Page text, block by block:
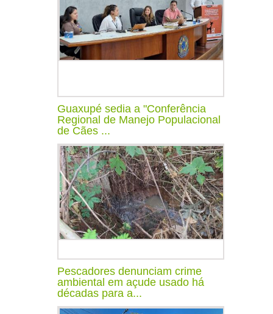
Guaxupé sedia a "Conferência
Regional de Manejo Populacional
de Cães ...
Pescadores denunciam crime
ambiental em açude usado há
décadas para a...